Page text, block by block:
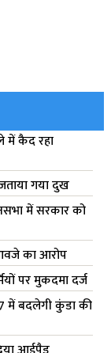
में कैद रहा
गया दुख
में सरकार को
का आरोप
पर मुकदमा दर्ज
में बदलेगी कुंडा की